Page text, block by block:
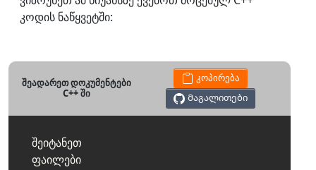
კოდის ნაწყვეტში:
შეადარეთ დოკუმენტები
C++ ში
კოპირება
Მაგალითები
შეიტანეთ
ფაილები